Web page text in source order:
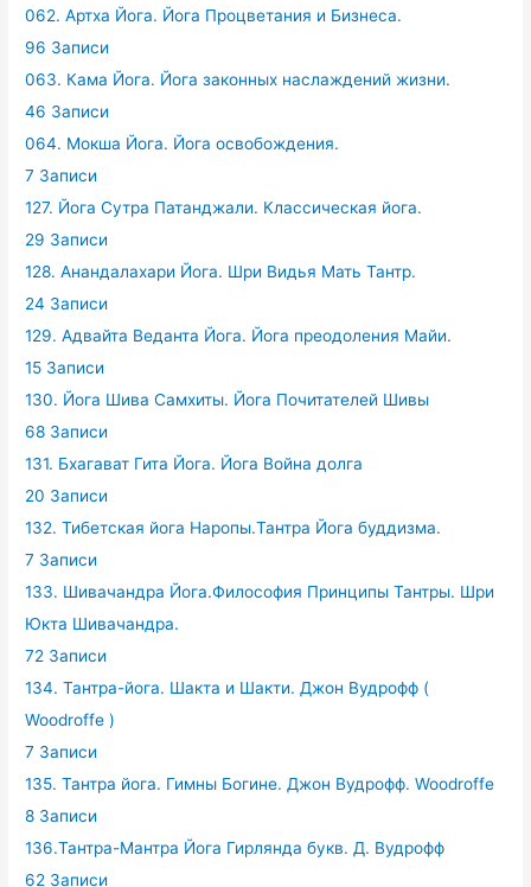
062. Артха Йога. Йога Процветания и Бизнеса.
96 Записи
063. Кама Йога. Йога законных наслаждений жизни.
46 Записи
064. Мокша Йога. Йога освобождения.
7 Записи
127. Йога Сутра Патанджали. Классическая йога.
29 Записи
128. Анандалахари Йога. Шри Видья Мать Тантр.
24 Записи
129. Адвайта Веданта Йога. Йога преодоления Майи.
15 Записи
130. Йога Шива Самхиты. Йога Почитателей Шивы
68 Записи
131. Бхагават Гита Йога. Йога Война долга
20 Записи
132. Тибетская йога Наропы.Тантра Йога буддизма.
7 Записи
133. Шивачандра Йога.Философия Принципы Тантры. Шри
Юкта Шивачандра.
72 Записи
134. Тантра-йога. Шакта и Шакти. Джон Вудрофф (
Woodroffe )
7 Записи
135. Тантра йога. Гимны Богине. Джон Вудрофф. Woodroffe
8 Записи
136.Тантра-Мантра Йога Гирлянда букв. Д. Вудрофф
62 Записи